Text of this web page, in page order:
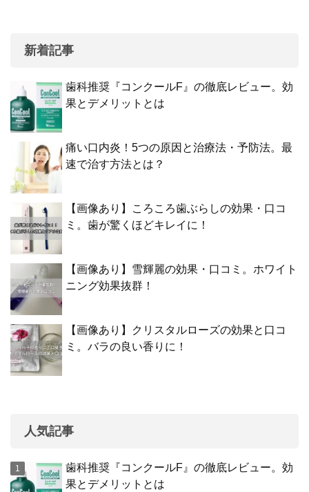
新着記事
歯科推奨『コンクールF』の徹底レビュー。効
果とデメリットとは
痛い口内炎！5つの原因と治療法・予防法。最
速で治す方法とは？
【画像あり】ころころ歯ぶらしの効果・口コ
ミ。歯が驚くほどキレイに！
【画像あり】雪輝麗の効果・口コミ。ホワイト
ニング効果抜群！
【画像あり】クリスタルローズの効果と口コ
ミ。バラの良い香りに！
人気記事
歯科推奨『コンクールF』の徹底レビュー。効
果とデメリットとは